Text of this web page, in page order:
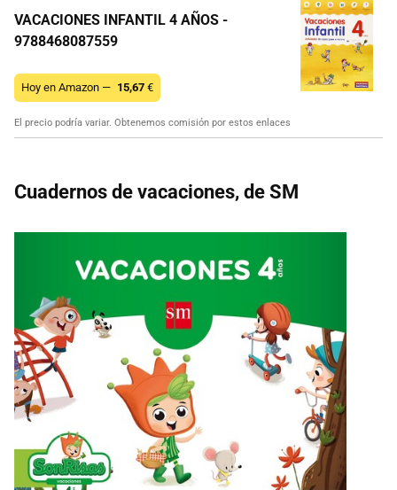
VACACIONES INFANTIL 4 AÑOS -
9788468087559
Hoy en Amazon — 15,67 €
El precio podría variar. Obtenemos comisión por estos enlaces
Cuadernos de vacaciones, de SM